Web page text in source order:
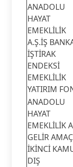
ANADOLU
HAYAT
EMEKLİLİK
A.Ş.İŞ
İŞTİRAK
ENDEKSİ
EMEKLİLİK
YATIRIM
ANADOLU
HAYAT
EMEKLİLİK
GELİR
İKİNCİ
DIŞ